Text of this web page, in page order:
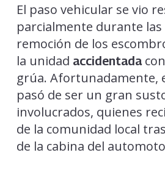
El paso vehicular se vio
parcialmente durante las
remoción de los
la unidad accidentada
grúa. Afortunadamente,
pasó de ser un gran
involucrados, quienes
de la comunidad local
de la cabina del